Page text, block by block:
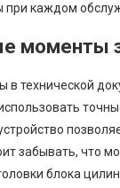
при каждом
моменты
технической
забывать, что
блока